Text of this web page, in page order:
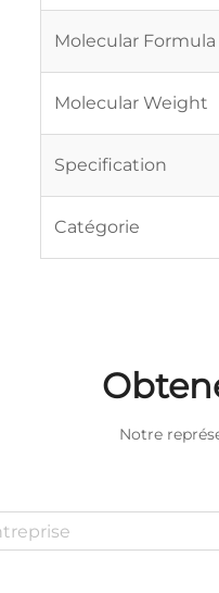
Molecular Formula
Molecular Weight
Specification
Catégorie
Notre